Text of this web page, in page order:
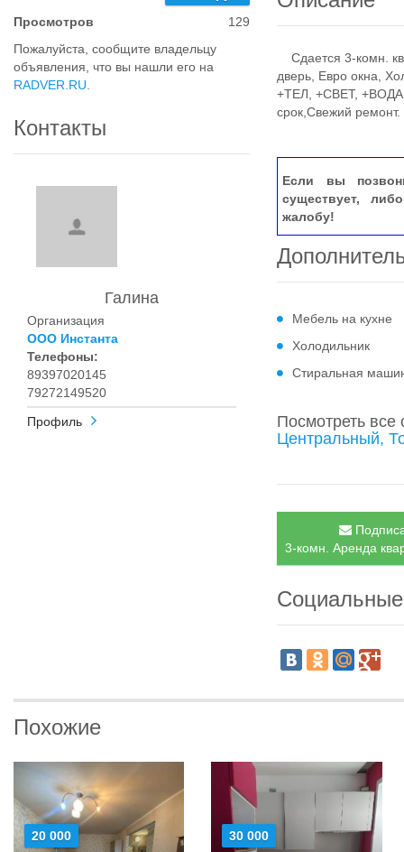
Просмотров
129
Пожалуйста, сообщите владельцу
объявления, что вы нашли его на
RADVER.RU
Контакты
Галина
Организация
ООО Инстанта
Телефоны:
89397020145
79272149520
Профиль
Сдается 3-комн.
дверь, Евро окна,
+ТЕЛ, +СВЕТ,
срок,Свежий
Если вы
существует,
жалобу!
Мебель на кухне
Холодильник
Стиральная
Посмотреть
Центральный,
3-комн. Аренда
Похожие
20 000 30 000